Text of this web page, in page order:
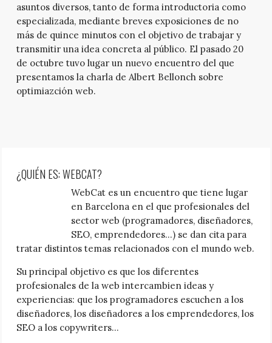
asuntos diversos, tanto de forma introductoria como
especializada, mediante breves exposiciones de no
más de quince minutos con el objetivo de trabajar y
transmitir una idea concreta al público. El pasado 20
de octubre tuvo lugar un nuevo encuentro del que
presentamos la charla de Albert Bellonch sobre
optimiazción web.
¿QUIÉN ES: WEBCAT?
WebCat es un encuentro que tiene lugar
en Barcelona en el que profesionales del
sector web (programadores, diseñadores,
SEO, emprendedores…) se dan cita para
tratar distintos temas relacionados con el mundo web.
Su principal objetivo es que los diferentes
profesionales de la web intercambien ideas y
experiencias: que los programadores escuchen a los
diseñadores, los diseñadores a los emprendedores, los
SEO a los copywriters…